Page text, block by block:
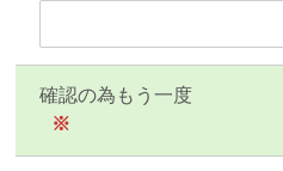
確認の為もう一度
※